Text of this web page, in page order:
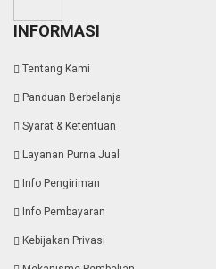
INFORMASI
Tentang Kami
Panduan Berbelanja
Syarat & Ketentuan
Layanan Purna Jual
Info Pengiriman
Info Pembayaran
Kebijakan Privasi